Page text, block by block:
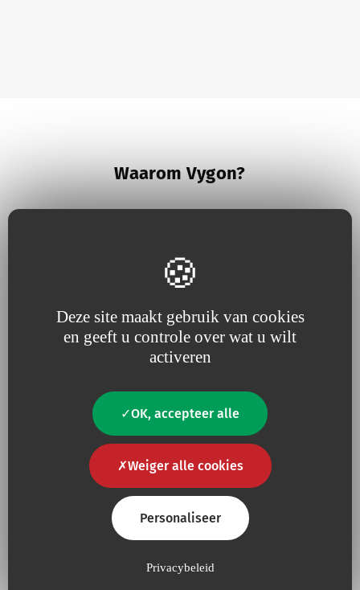
Deze site maakt gebruik van cookies
en geeft u controle over wat u wilt
activeren
OK, accepteer alle
Weiger alle cookies
Personaliseer
Privacybeleid
Waarom Vygon?
Omdat wij geloven in nauwe
betrokkenheid bij onze
, responsief zijn en
op hun behoeften.
nuttige innovatie
motor van onze projecten is
kwaliteit
een Must is
Omdat we onze inspanningen
voor de
bescherming
hetmilieu